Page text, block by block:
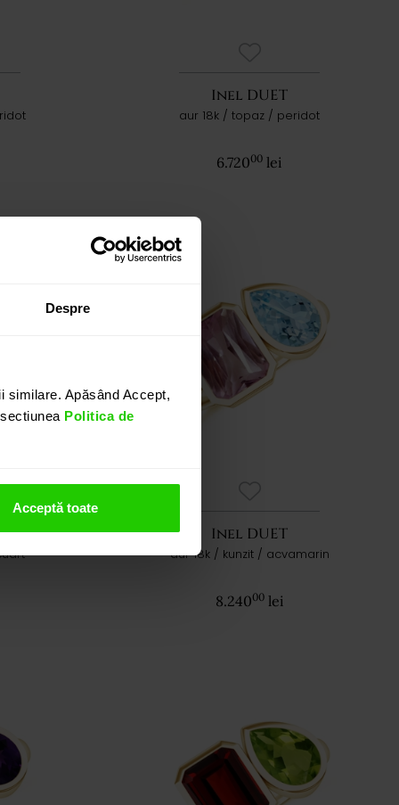
Despre
similare. Apăsând Accept,
Politica de
Acceptă toate
Inel DUET
aur 18k / topaz / peridot
6.72000 lei
Inel DUET
aur 18k / kunzit / acvamarin
8.24000 lei